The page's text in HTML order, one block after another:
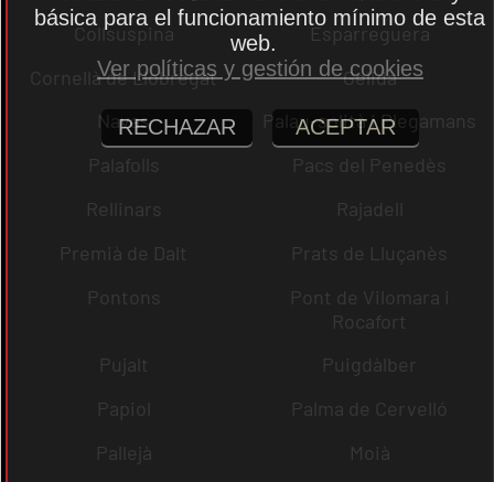
Collsuspina
Esparreguera
Cornellà de Llobregat
Gelida
Navas
Palau-solità i Plegamans
Palafolls
Pacs del Penedès
Rellinars
Rajadell
Premià de Dalt
Prats de Lluçanès
Pontons
Pont de Vilomara i
Rocafort
Pujalt
Puigdàlber
Papiol
Palma de Cervelló
Pallejà
Moià
básica para el funcionamiento mínimo de esta
web.
Ver políticas y gestión de cookies
RECHAZAR ACEPTAR